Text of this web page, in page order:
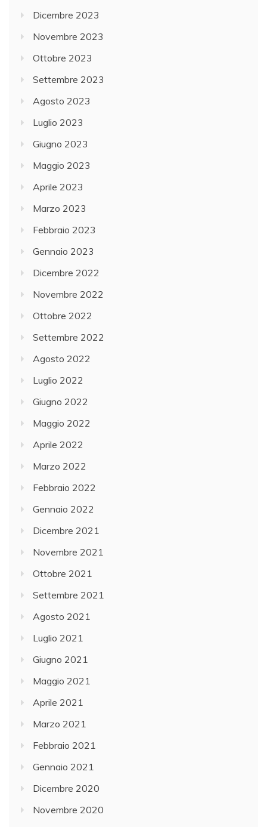
Dicembre 2023
Novembre 2023
Ottobre 2023
Settembre 2023
Agosto 2023
Luglio 2023
Giugno 2023
Maggio 2023
Aprile 2023
Marzo 2023
Febbraio 2023
Gennaio 2023
Dicembre 2022
Novembre 2022
Ottobre 2022
Settembre 2022
Agosto 2022
Luglio 2022
Giugno 2022
Maggio 2022
Aprile 2022
Marzo 2022
Febbraio 2022
Gennaio 2022
Dicembre 2021
Novembre 2021
Ottobre 2021
Settembre 2021
Agosto 2021
Luglio 2021
Giugno 2021
Maggio 2021
Aprile 2021
Marzo 2021
Febbraio 2021
Gennaio 2021
Dicembre 2020
Novembre 2020